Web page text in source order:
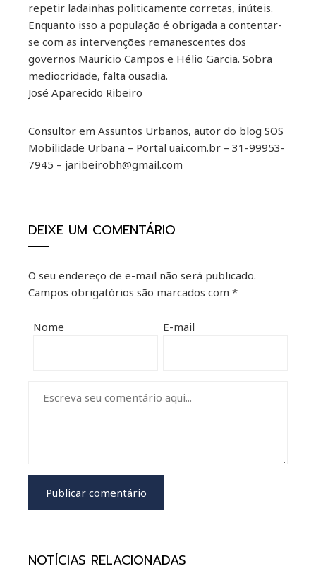
repetir ladainhas politicamente corretas, inúteis.
Enquanto isso a população é obrigada a contentar-
se com as intervenções remanescentes dos
governos Mauricio Campos e Hélio Garcia. Sobra
mediocridade, falta ousadia.
José Aparecido Ribeiro
Consultor em Assuntos Urbanos, autor do blog SOS
Mobilidade Urbana – Portal uai.com.br – 31-99953-
7945 – jaribeirobh@gmail.com
DEIXE UM COMENTÁRIO
O seu endereço de e-mail não será publicado.
Campos obrigatórios são marcados com *
Nome E-mail
NOTÍCIAS RELACIONADAS